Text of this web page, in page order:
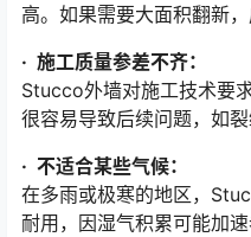
高。如果需要大面积翻新，
· 施工质量参差不齐：
Stucco外墙对施工技术要
很容易导致后续问题，如裂
· 不适合某些气候：
在多雨或极寒的地区，
耐用，因湿气积累可能加速